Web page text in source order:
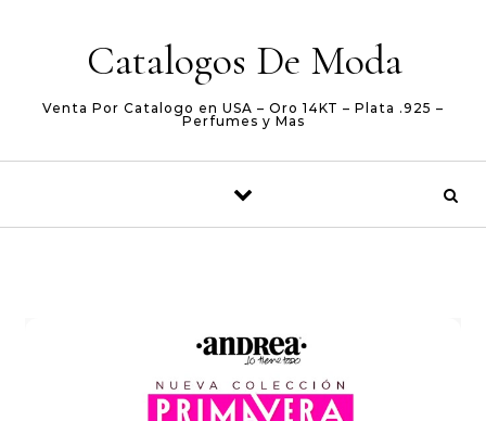
Catalogos De Moda
Venta Por Catalogo en USA – Oro 14KT – Plata .925 –
Perfumes y Mas